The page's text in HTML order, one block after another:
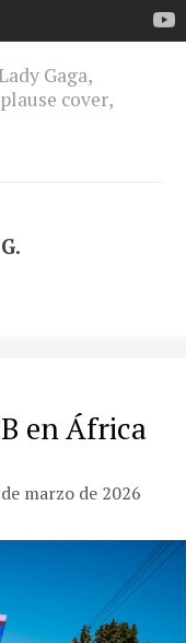
Gaga,
cover,
en África
marzo de 2026